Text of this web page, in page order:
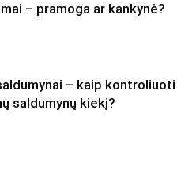
– pramoga ar kankynė?
– kaip kontroliuoti
saldumynų kiekį?